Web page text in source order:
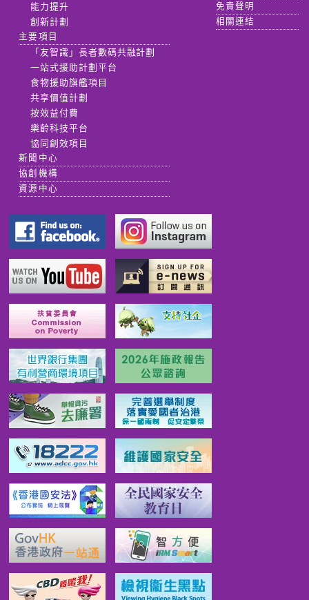
能力提升
創新計劃
主要項目
「友智識」長者數碼共融計劃
一站式援助計劃平台
食物援助旗艦項目
共享價值計劃
按效益付費
樂齡科技平台
協同創效項目
新聞中心
協創機構
資源中心
免責聲明
相關連結